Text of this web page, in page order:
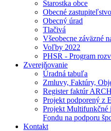
Starostka obce
Obecné zastupiteľstvo
Obecný úrad
Tlačivá
Všeobecne záväzné
Voľby 2022
PHSR - Program
Zverejňovanie
Úradná tabuľa
Zmluvy, Faktúry,
Register faktúr
Projekt podporený z
Projekt Multifunkčné
Fondu na podporu
Kontakt